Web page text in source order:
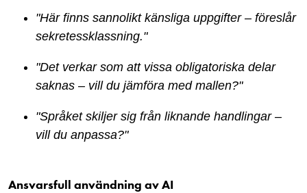
"Här finns sannolikt känsliga uppgifter – föreslår
sekretessklassning."
"Det verkar som att vissa obligatoriska delar
saknas – vill du jämföra med mallen?"
"Språket skiljer sig från liknande handlingar –
vill du anpassa?"
Ansvarsfull användning av AI